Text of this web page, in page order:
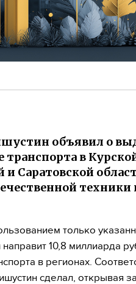
объявил о
транспорта в
Саратовской
техники
только
10,8 миллиарда
в регионах.
сделал, открывая